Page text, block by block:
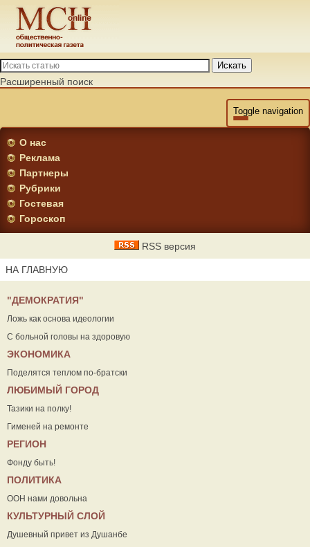
Искать
Расширенный поиск
Toggle navigation
О нас
Реклама
Партнеры
Рубрики
Гостевая
Гороскоп
RSS версия
НА ГЛАВНУЮ
"ДЕМОКРАТИЯ"
Ложь как основа идеологии
С больной головы на здоровую
ЭКОНОМИКА
Поделятся теплом по-братски
ЛЮБИМЫЙ ГОРОД
Тазики на полку!
Гименей на ремонте
РЕГИОН
Фонду быть!
ПОЛИТИКА
ООН нами довольна
КУЛЬТУРНЫЙ СЛОЙ
Душевный привет из Душанбе